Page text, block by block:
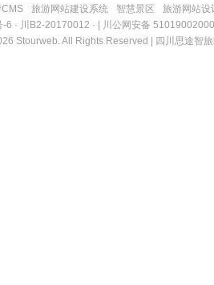
旅游网站建设系统 智慧景区
旅游网站设
​| 运营支持：创旅云营销​
-6 · 川B2-20170012 · |
川公网安备
Stourweb. All Rights Reserved | 四川思途智